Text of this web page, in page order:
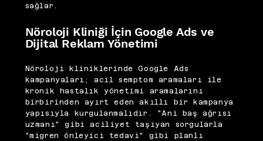
sağlar.
Nöroloji Kliniği İçin Google Ads ve
Dijital Reklam Yönetimi
Nöroloji kliniklerinde Google Ads
kampanyaları; acil semptom aramaları ile
kronik hastalık yönetimi aramalarını
birbirinden ayırt eden akıllı bir kampanya
yapısıyla kurgulanmalıdır. "Ani baş ağrısı
uzmanı" gibi aciliyet taşıyan sorgularla
"migren önleyici tedavi" gibi planlı